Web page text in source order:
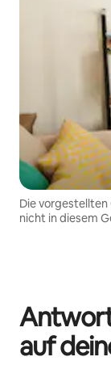
Die
nicht in diesem
auf